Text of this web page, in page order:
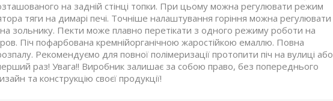
на задній стінці топки. При цьому можна регулювати режим
тяги на димарі печі. Точніше налаштування горіння можна регулювати
зольнику. Пекти може плавно перетікати з одного режиму роботи на
Піч пофарбована кремнійорганічною жаростійкою емаллю. Повна
Рекомендуємо для повної полімеризації протопити піч на вулиці або
раз! Увага!! Виробник залишає за собою право, без попереднього
та конструкцію своєї продукції!